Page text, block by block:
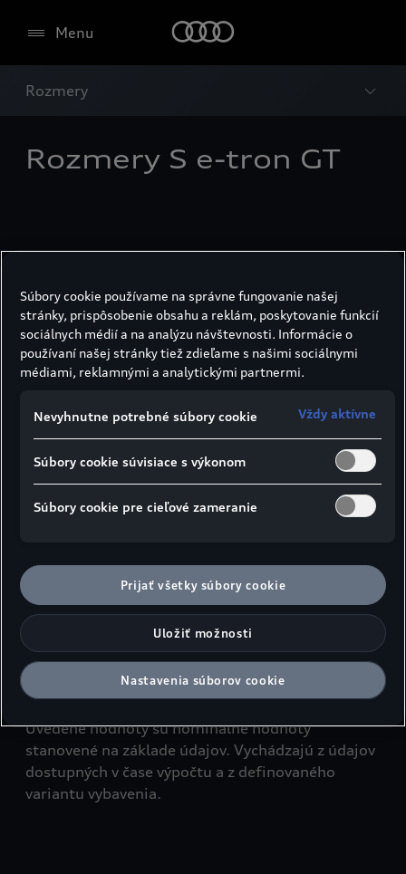
Menu
Rozmery
Rozmery S e-tron GT
Bočný pohľad Pohľad
²Šírka v oblasti lakťov
³Maximálny priestor pre hlavu
Údaje v milimetroch
Údaje rozmerov pri pohotovostnej hmotnosti
vozidla
Uvedené hodnoty sú nominálne hodnoty
stanovené na základe údajov. Vychádzajú z údajov
dostupných v čase výpočtu a z definovaného
variantu vybavenia.
Súbory cookie používame na správne fungovanie našej
stránky, prispôsobenie obsahu a reklám, poskytovanie funkcií
sociálnych médií a na analýzu návštevnosti. Informácie o
používaní našej stránky tiež zdieľame s našimi sociálnymi
médiami, reklamnými a analytickými partnermi.
Nevyhnutne potrebné súbory cookie Vždy aktívne
Súbory cookie súvisiace s výkonom
Súbory cookie pre cieľové zameranie
Prijať všetky súbory cookie
Uložiť možnosti
Nastavenia súborov cookie